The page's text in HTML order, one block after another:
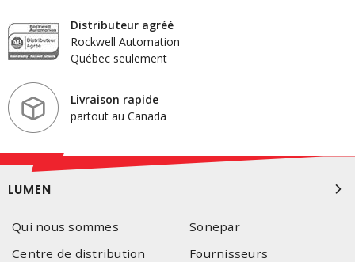
Distributeur agréé
Rockwell Automation
Québec seulement
Livraison rapide
partout au Canada
LUMEN
Qui nous sommes
Sonepar
Centre de distribution
Fournisseurs